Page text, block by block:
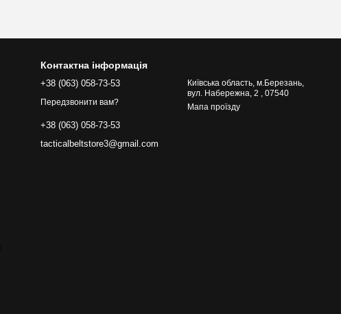
Контактна інформація
+38 (063) 058-73-53
Передзвонити вам?
+38 (063) 058-73-53
tacticalbeltstore3@gmail.com
Київська область, м.Березань,
вул. Набережна, 2 , 07540
Мапа проїзду